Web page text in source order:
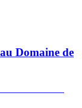
Domaine de